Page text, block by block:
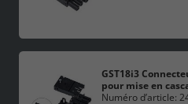
GST18i3
pour mise en
Numéro d’article: